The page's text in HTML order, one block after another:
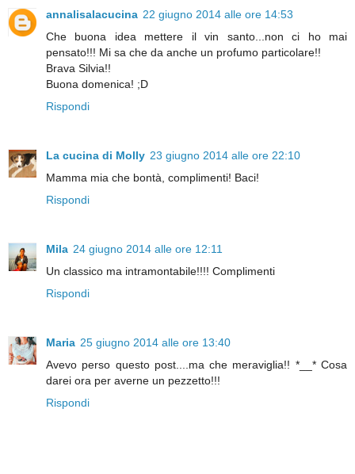
annalisalacucina 22 giugno 2014 alle ore 14:53
Che buona idea mettere il vin santo...non ci ho mai
pensato!!! Mi sa che da anche un profumo particolare!!
Brava Silvia!!
Buona domenica! ;D
Rispondi
La cucina di Molly 23 giugno 2014 alle ore 22:10
Mamma mia che bontà, complimenti! Baci!
Rispondi
Mila 24 giugno 2014 alle ore 12:11
Un classico ma intramontabile!!!! Complimenti
Rispondi
Maria 25 giugno 2014 alle ore 13:40
Avevo perso questo post....ma che meraviglia!! *__* Cosa
darei ora per averne un pezzetto!!!
Rispondi